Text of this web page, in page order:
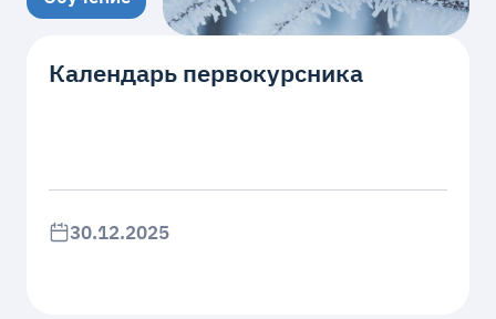
Календарь первокурсника
30.12.2025